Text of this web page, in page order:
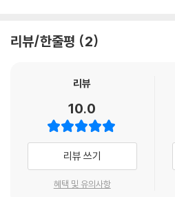
리뷰/한줄평 2
리뷰
10.0
리뷰 쓰기
혜택 및 유의사항